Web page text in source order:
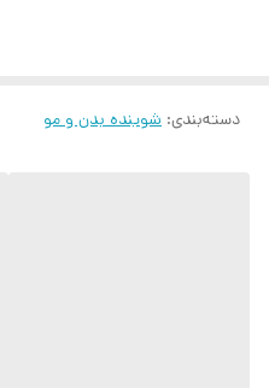
دسته‌بندی: شوینده بدن و مو